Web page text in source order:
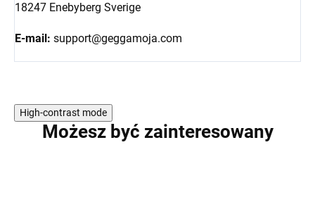
18247 Enebyberg Sverige
E-mail: support@geggamoja.com
High-contrast mode
Możesz być zainteresowany